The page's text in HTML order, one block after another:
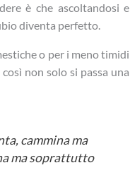
è che ascoltandosi e
diventa perfetto.
o per i meno timidi
non solo si passa una
cammina ma
ma soprattutto